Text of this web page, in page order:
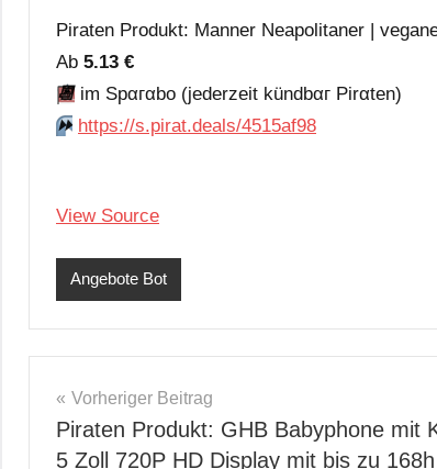
Piraten Produkt: Manner Neapolitaner |
Аb 5.13 €
📆im Spαгαbο (jеdеrzеit kündbαг Pirαten)
⏩️ https://s.pirat.deals/4515af98
View Source
Angebote Bot
Beitragsnavigation
Vorheriger Beitrag
Piraten Produkt: GHB Babyphone mit
5 Zoll 720P HD Display mit bis zu